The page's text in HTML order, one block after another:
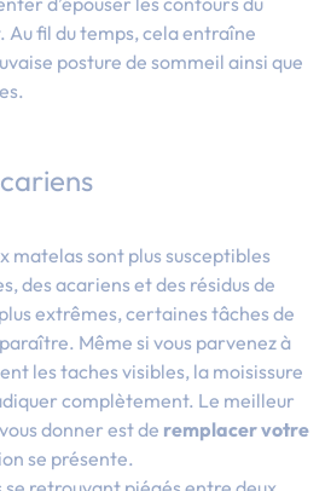
Au fil du temps, cela entraîne
posture de sommeil ainsi que
matelas sont plus susceptibles
des acariens et des résidus de
extrêmes, certaines tâches de
Même si vous parvenez à
les taches visibles, la moisissure
complètement. Le meilleur
donner est de remplacer votre
se présente.